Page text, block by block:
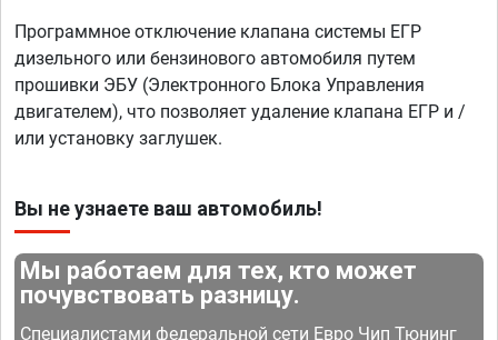
Программное отключение клапана системы ЕГР
дизельного или бензинового автомобиля путем
прошивки ЭБУ (Электронного Блока Управления
двигателем), что позволяет удаление клапана ЕГР и /
или установку заглушек.
Вы не узнаете ваш автомобиль!
Мы работаем для тех, кто может
почувствовать разницу.
Специалистами федеральной сети Евро Чип Тюнинг